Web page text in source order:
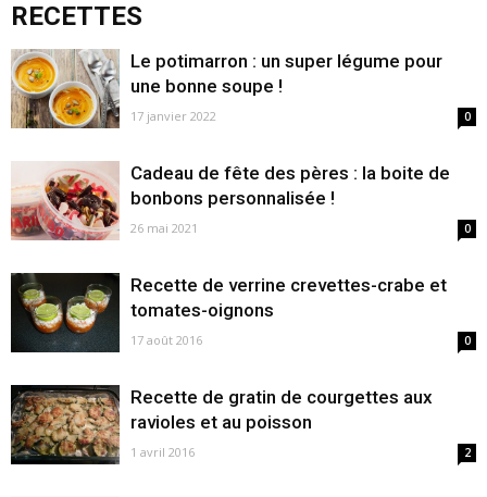
RECETTES
Le potimarron : un super légume pour
une bonne soupe !
17 janvier 2022 0
Cadeau de fête des pères : la boite de
bonbons personnalisée !
26 mai 2021 0
Recette de verrine crevettes-crabe et
tomates-oignons
17 août 2016 0
Recette de gratin de courgettes aux
ravioles et au poisson
1 avril 2016 2